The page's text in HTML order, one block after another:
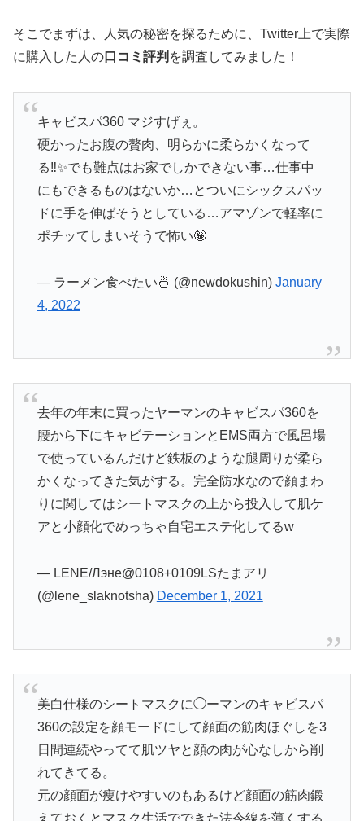
そこでまずは、人気の秘密を探るために、Twitter上で実際
に購入した人の口コミ評判 を調査してみました！
キャビスパ360 マジすげぇ。
硬かったお腹の贅肉、明らかに柔らかくなって
る‼️✨でも難点はお家でしかできない事…仕事中
にもできるものはないか…とついにシックスパッ
ドに手を伸ばそうとしている…アマゾンで軽率に
ポチッてしまいそうで怖い🤪
— ラーメン食べたい🍜 (@newdokushin) January
4, 2022
去年の年末に買ったヤーマンのキャビスパ360を
腰から下にキャビテーションとEMS両方で風呂場
で使っているんだけど鉄板のような腿周りが柔ら
かくなってきた気がする。完全防水なので顔まわ
りに関してはシートマスクの上から投入して肌ケ
アと小顔化でめっちゃ自宅エステ化してるw
— LENE/Лэне@0108+0109LSたまアリ
(@lene_slaknotsha) December 1, 2021
美白仕様のシートマスクに◯ーマンのキャビスパ
360の設定を顔モードにして顔面の筋肉ほぐしを3
日間連続やってて肌ツヤと顔の肉が心なしから削
れてきてる。
元の顔面が痩けやすいのもあるけど顔面の筋肉鍛
えておくとマスク生活でできた法令線を薄くする